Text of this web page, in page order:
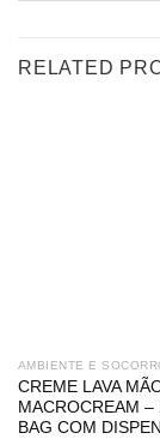
RELATED
AMBIENTE E
CREME LAVA
MACROCREAM –
BAG COM